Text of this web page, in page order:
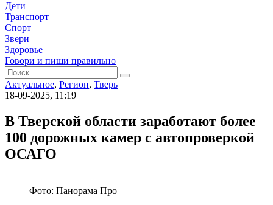
Дети
Транспорт
Спорт
Звери
Здоровье
Говори и пиши правильно
Актуальное, Регион, Тверь
18-09-2025, 11:19
В Тверской области заработают более
100 дорожных камер с автопроверкой
ОСАГО
Фото: Панорама Про